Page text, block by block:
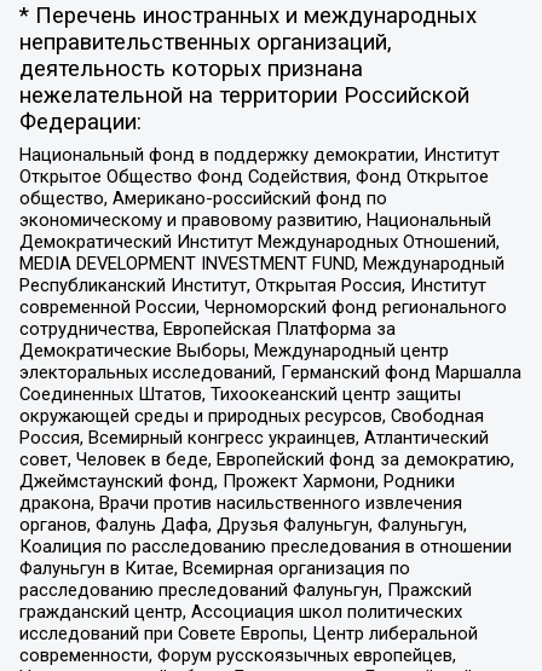
* Перечень иностранных и международных
неправительственных организаций,
деятельность которых признана
нежелательной на территории Российской
Федерации:
Национальный фонд в поддержку демократии, Институт
Открытое Общество Фонд Содействия, Фонд Открытое
общество, Американо-российский фонд по
экономическому и правовому развитию, Национальный
Демократический Институт Международных Отношений,
MEDIA DEVELOPMENT INVESTMENT FUND, Международный
Республиканский Институт, Открытая Россия, Институт
современной России, Черноморский фонд регионального
сотрудничества, Европейская Платформа за
Демократические Выборы, Международный центр
электоральных исследований, Германский фонд Маршалла
Соединенных Штатов, Тихоокеанский центр защиты
окружающей среды и природных ресурсов, Свободная
Россия, Всемирный конгресс украинцев, Атлантический
совет, Человек в беде, Европейский фонд за демократию,
Джеймстаунский фонд, Прожект Хармони, Родники
дракона, Врачи против насильственного извлечения
органов, Фалунь Дафа, Друзья Фалуньгун, Фалуньгун,
Коалиция по расследованию преследования в отношении
Фалуньгун в Китае, Всемирная организация по
расследованию преследований Фалуньгун, Пражский
гражданский центр, Ассоциация школ политических
исследований при Совете Европы, Центр либеральной
современности, Форум русскоязычных европейцев,